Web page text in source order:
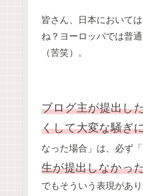
皆さん、日本において
ね？ヨーロッパでは普
（苦笑）。
ブログ主が提出し
くして大変な騒ぎ
なった場合」は、必ず
生が提出しなかっ
でもそういう表現があ